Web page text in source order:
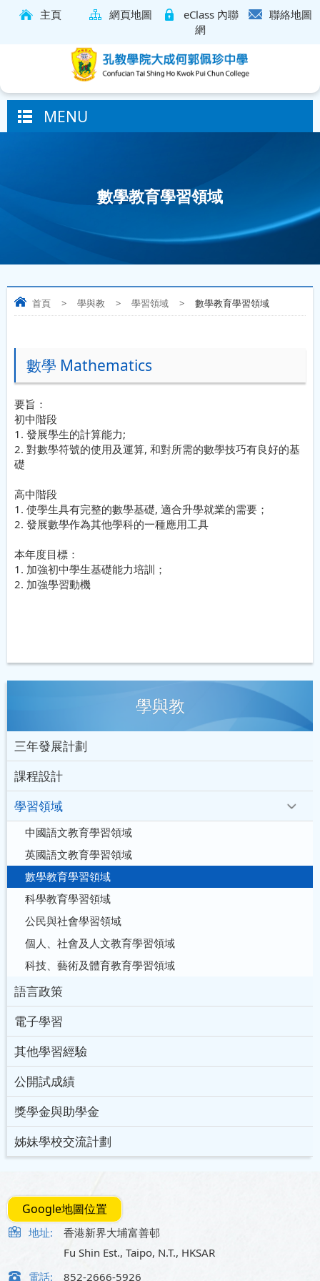
主頁 網頁地圖
eClass 內聯
網
聯絡地圖
MENU
數學教育學習領域
首頁 > 學與教 > 學習領域 > 數學教育學習領域
數學 Mathematics
要旨：
初中階段
1. 發展學生的計算能力;
2. 對數學符號的使用及運算, 和對所需的數學技巧有良好的基
礎
高中階段
1. 使學生具有完整的數學基礎, 適合升學就業的需要；
2. 發展數學作為其他學科的一種應用工具
本年度目標：
1. 加強初中學生基礎能力培訓；
2. 加強學習動機
學與教
三年發展計劃
課程設計
學習領域
中國語文教育學習領域
英國語文教育學習領域
數學教育學習領域
科學教育學習領域
公民與社會學習領域
個人、社會及人文教育學習領域
科技、藝術及體育教育學習領域
語言政策
電子學習
其他學習經驗
公開試成績
獎學金與助學金
姊妹學校交流計劃
Google地圖位置
地址:
香港新界大埔富善邨
Fu Shin Est., Taipo, N.T., HKSAR
電話:
852-2666-5926